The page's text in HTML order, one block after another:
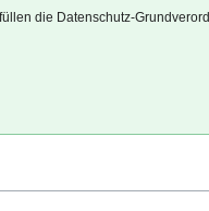
die Datenschutz-